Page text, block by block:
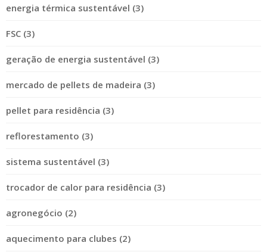
energia térmica sustentável (3)
FSC (3)
geração de energia sustentável (3)
mercado de pellets de madeira (3)
pellet para residência (3)
reflorestamento (3)
sistema sustentável (3)
trocador de calor para residência (3)
agronegócio (2)
aquecimento para clubes (2)